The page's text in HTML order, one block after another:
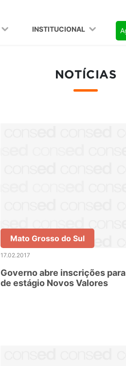
INSTITUCIONAL
NOTÍCIAS
Mato Grosso do Sul
17.02.2017
Governo abre inscrições
de estágio Novos Valores